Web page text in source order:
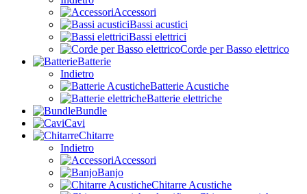
Accessori
Bassi acustici
Bassi elettrici
Corde per Basso elettrico
Batterie
Indietro
Batterie Acustiche
Batterie elettriche
Bundle
Cavi
Chitarre
Indietro
Accessori
Banjo
Chitarre Acustiche